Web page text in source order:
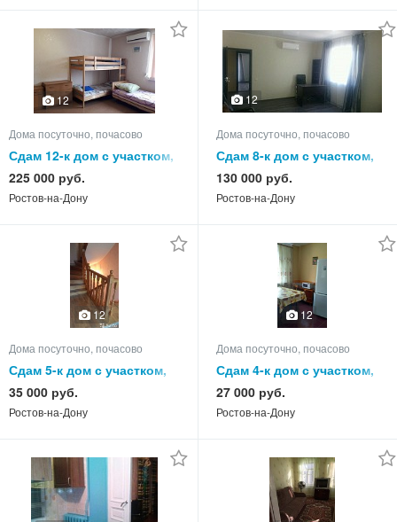
12
Дома посуточно, почасово
Сдам 12-к дом с участком,
300.0 кв.м, этажей 3
225 000 руб.
Ростов-на-Дону
12
Дома посуточно, почасово
Сдам 8-к дом с участком,
260.0 кв.м, этажей 3
130 000 руб.
Ростов-на-Дону
12
Дома посуточно, почасово
Сдам 5-к дом с участком,
100.0 кв.м, этажей 3
35 000 руб.
Ростов-на-Дону
12
Дома посуточно, почасово
Сдам 4-к дом с участком,
70.0 кв.м, этажей 1
27 000 руб.
Ростов-на-Дону